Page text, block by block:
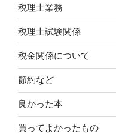
税理士業務
税理士試験関係
税金関係について
節約など
良かった本
買ってよかったもの